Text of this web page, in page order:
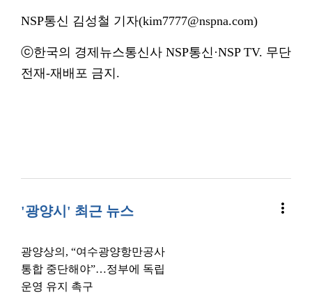
NSP통신 김성철 기자(kim7777@nspna.com)
ⓒ한국의 경제뉴스통신사 NSP통신·NSP TV. 무단
전재-재배포 금지.
'광양시' 최근 뉴스 more_vert
광양상의, “여수광양항만공사
통합 중단해야”…정부에 독립
운영 유지 촉구